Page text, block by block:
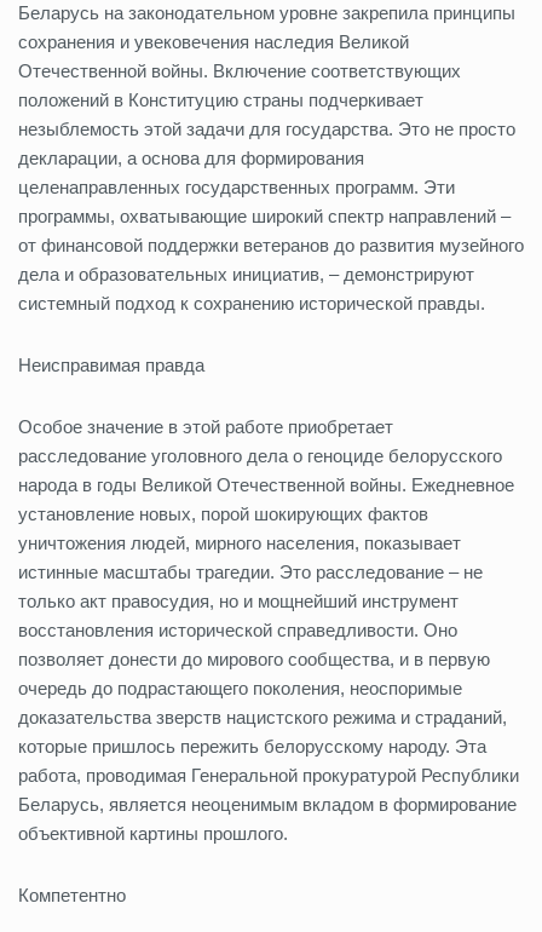
Беларусь на законодательном уровне закрепила принципы
сохранения и увековечения наследия Великой
Отечественной войны. Включение соответствующих
положений в Конституцию страны подчеркивает
незыблемость этой задачи для государства. Это не просто
декларации, а основа для формирования
целенаправленных государственных программ. Эти
программы, охватывающие широкий спектр направлений –
от финансовой поддержки ветеранов до развития музейного
дела и образовательных инициатив, – демонстрируют
системный подход к сохранению исторической правды.
Неисправимая правда
Особое значение в этой работе приобретает
расследование уголовного дела о геноциде белорусского
народа в годы Великой Отечественной войны. Ежедневное
установление новых, порой шокирующих фактов
уничтожения людей, мирного населения, показывает
истинные масштабы трагедии. Это расследование – не
только акт правосудия, но и мощнейший инструмент
восстановления исторической справедливости. Оно
позволяет донести до мирового сообщества, и в первую
очередь до подрастающего поколения, неоспоримые
доказательства зверств нацистского режима и страданий,
которые пришлось пережить белорусскому народу. Эта
работа, проводимая Генеральной прокуратурой Республики
Беларусь, является неоценимым вкладом в формирование
объективной картины прошлого.
Компетентно